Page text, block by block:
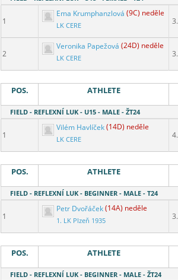
1
Ema Krumphanzlová (9C) neděle
LK CERE
2
Veronika Papežová (24D) neděle
LK CERE
POS. ATHLETE
FIELD - REFLEXNÍ LUK - U15 - MALE - ŽT24
1
Vilém Havlíček(14D) neděle
LK CERE
POS. ATHLETE
FIELD - REFLEXNÍ LUK - BEGINNER - MALE - T24
1
Petr Dvořáček(14A) neděle
1. LK Plzeň 1935
POS. ATHLETE
FIELD - REFLEXNÍ LUK - BEGINNER - MALE - ŽT24